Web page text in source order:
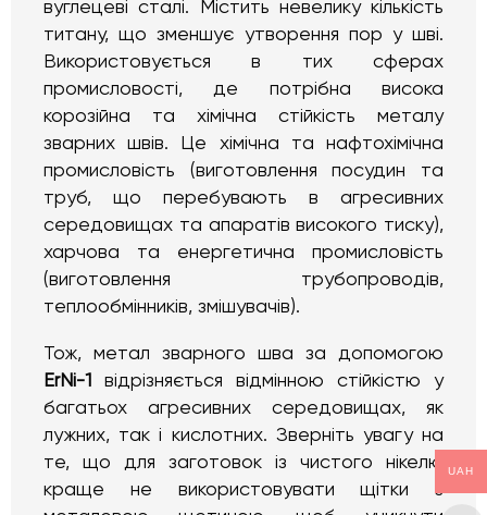
вуглецеві сталі. Містить невелику кількість
титану, що зменшує утворення пор у шві.
Використовується в тих сферах
промисловості, де потрібна висока
корозійна та хімічна стійкість металу
зварних швів. Це хімічна та нафтохімічна
промисловість (виготовлення посудин та
труб, що перебувають в агресивних
середовищах та апаратів високого тиску),
харчова та енергетична промисловість
(виготовлення трубопроводів,
теплообмінників, змішувачів).
Тож, метал зварного шва за допомогою
ErNi-1
відрізняється відмінною стійкістю у
багатьох агресивних середовищах, як
лужних, так і кислотних. Зверніть увагу на
те, що для заготовок із чистого нікелю
краще не використовувати щітки з
UAH